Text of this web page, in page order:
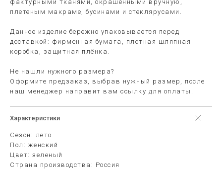
фактурными тканями, окрашенными вручную,
плетеным макраме, бусинами и стеклярусами.
Данное изделие бережно упаковывается перед
доставкой: фирменная бумага, плотная шляпная
коробка, защитная плёнка.
Не нашли нужного размера?
Оформите предзаказ, выбрав нужный размер, после
наш менеджер направит вам ссылку для оплаты.
Характеристики
Сезон: лето
Пол: женский
Цвет: зеленый
Страна производства: Россия